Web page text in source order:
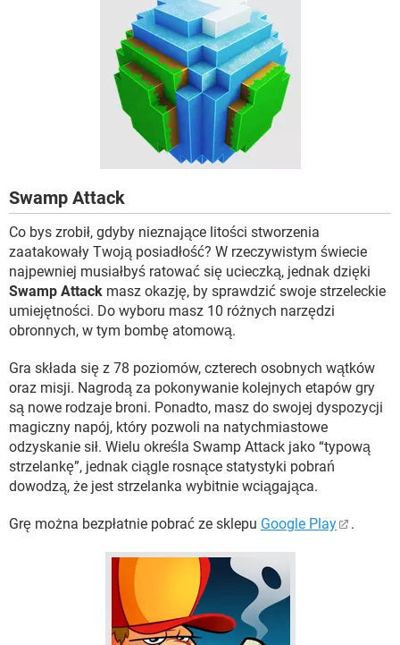
Swamp Attack
Co bys zrobił, gdyby nieznające litości stworzenia
zaatakowały Twoją posiadłość? W rzeczywistym świecie
najpewniej musiałbyś ratować się ucieczką, jednak dzięki
Swamp Attack masz okazję, by sprawdzić swoje strzeleckie
umiejętności. Do wyboru masz 10 różnych narzędzi
obronnych, w tym bombę atomową.
Gra składa się z 78 poziomów, czterech osobnych wątków
oraz misji. Nagrodą za pokonywanie kolejnych etapów gry
są nowe rodzaje broni. Ponadto, masz do swojej dyspozycji
magiczny napój, który pozwoli na natychmiastowe
odzyskanie sił. Wielu określa Swamp Attack jako “typową
strzelankę”, jednak ciągle rosnące statystyki pobrań
dowodzą, że jest strzelanka wybitnie wciągająca.
Grę można bezpłatnie pobrać ze sklepu Google Play .